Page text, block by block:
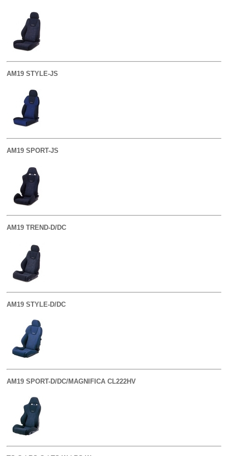
AM19 STYLE-JS
AM19 SPORT-JS
AM19 TREND-D/DC
AM19 STYLE-D/DC
AM19 SPORT-D/DC/MAGNIFICA CL222HV